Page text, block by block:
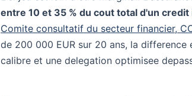
entre 10 et 35 % du cout total d'un
Comite consultatif du secteur financier,
de 200 000 EUR sur 20 ans, la
calibre et une delegation optimisee